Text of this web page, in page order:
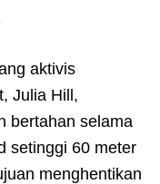
aktivis
Julia Hill,
bertahan selama
setinggi 60 meter
menghentikan